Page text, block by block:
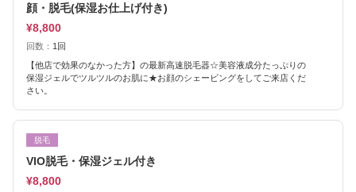
顔・脱毛(保湿お仕上げ付き)
¥8,800
回数： 1回
【他店で効果のなかった方】の最新高速脱毛器☆美容液成分たっぷりの
保湿ジェルでツルツルのお肌に★お顔のシェービングをしてご来店くだ
さい。
脱毛
VIO脱毛・保湿ジェル付き
¥8,800